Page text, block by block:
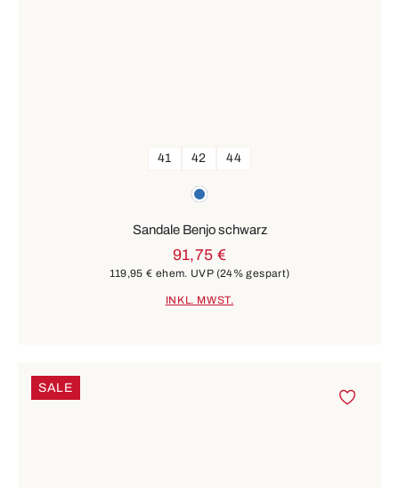
blau
41 42 44
Sandale Benjo schwarz
91,75 €
119,95 € ehem. UVP (24% gespart)
INKL. MWST.
SALE